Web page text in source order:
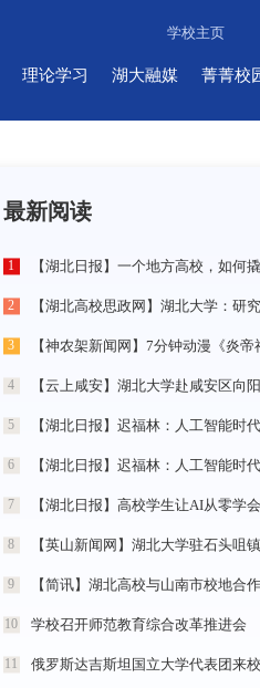
学校主页
理论学习 湖大融媒 菁菁校
最新阅读
1
2
3 【神农架新闻网】7分钟动漫《炎
4
5
6
7
8
9
10 学校召开师范教育综合改革推进会
11 俄罗斯达吉斯坦国立大学代表团来